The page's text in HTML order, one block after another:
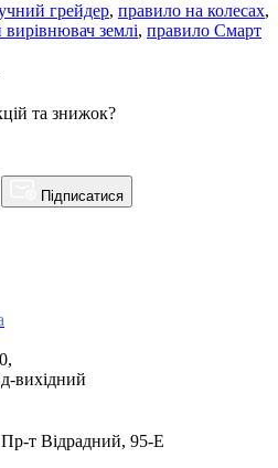
грейдер, правило на колесах,
вирівнювач землі, правило Смарт
та знижок?
Підписатися
вихідний
т Відрадний, 95-Е